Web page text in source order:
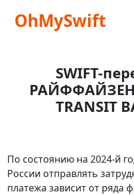
OhMySwift
SWIFT-
TRANSIT
По состоянию на 2024-й
России отправлять
платежа зависит от ряда